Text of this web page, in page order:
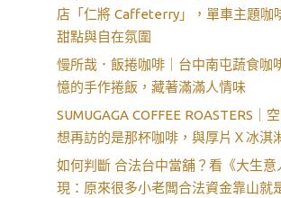
店「仁將 Caffeterry」，單車主題咖
甜點與自在氛圍
慢所哉．飯捲咖啡｜台中南屯蔬食咖
憶的手作捲飯，藏著滿滿人情味
SUMUGAGA COFFEE ROASTERS｜
想再訪的是那杯咖啡，與厚片Ｘ冰淇
如何判斷 合法台中當舖？看《大生意
現：原來很多小老闆合法資金靠山就